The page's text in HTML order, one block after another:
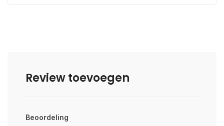
Review toevoegen
Beoordeling